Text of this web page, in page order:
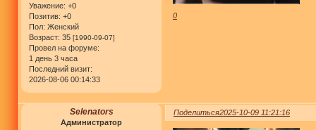
Уважение: +0
Позитив: +0
Пол: Женский
Возраст: 35 [1990-09-07]
Провел на форуме:
1 день 3 часа
Последний визит:
2026-08-06 00:14:33
0
Поделиться2025-10-09 11:21:16
Selenators
Администратор